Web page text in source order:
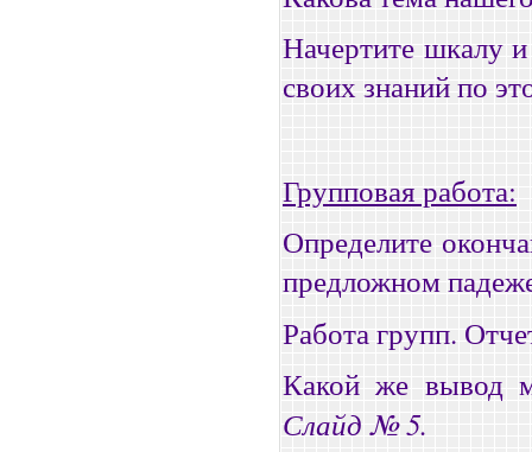
Начертите шкалу
своих знаний по
Групповая работа:
Определите
предложном
Работа групп.
Какой же вывод
Слайд № 5.